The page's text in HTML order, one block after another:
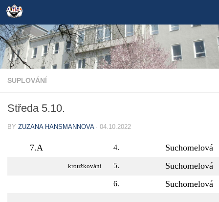
Skip to content
SUPLOVÁNÍ
Středa 5.10.
BY ZUZANA HANSMANNOVA · 04.10.2022
7.A 4. Suchomelová
kroužkování 5. Suchomelová
6. Suchomelová